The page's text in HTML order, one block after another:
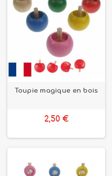
Toupie magique en bois
2,50 €